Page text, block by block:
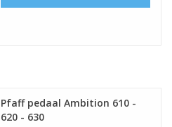
Pfaff pedaal Ambition 610 -
620 - 630